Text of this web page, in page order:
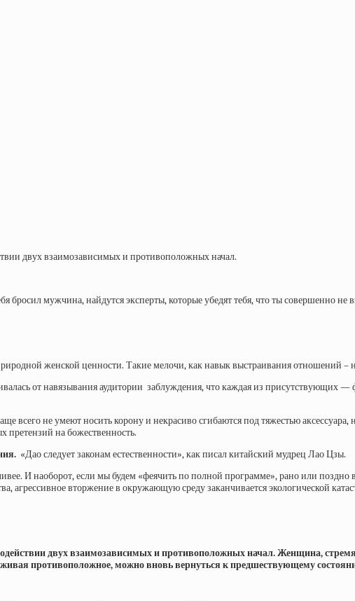
двух взаимозависимых и противоположных начал.
мужчина, найдутся эксперты, которые убедят тебя, что ты совершенно не
женской ценности. Такие мелочи, как навык выстраивания отношений
от навязывания аудитории заблуждения, что каждая из присутствующих
не умеют носить корону и некрасиво сгибаются под тяжестью аксессуара,
на божественность.
«Дао следует законам естественности», как писал китайский мудрец Лао Цзы.
И наоборот, если мы будем «феячить по полной программе», рано или
агрессивное вторжение в окружающую среду заканчивается экологической
двух взаимозависимых и противоположных начал. Женщина,
противоположное, можно вновь вернуться к предшествующему